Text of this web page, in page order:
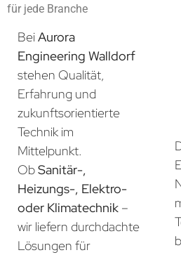
für jede Branche
BeiAurora
Engineering Walldorf
stehen Qualität,
Erfahrung und
zukunftsorientierte
Technik im
Mittelpunkt.
ObSanitär-,
Heizungs-, Elektro-
oder Klimatechnik –
wir liefern durchdachte
Lösungen für